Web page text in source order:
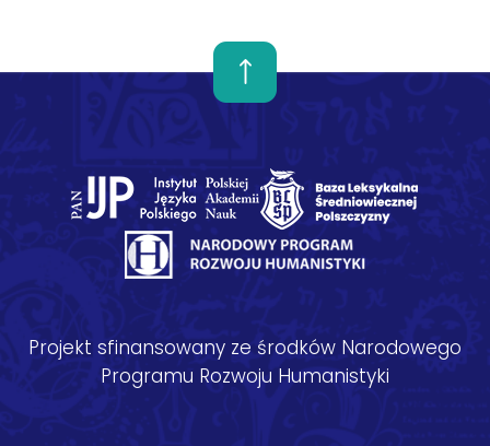
Projekt sfinansowany ze środków Narodowego
Programu Rozwoju Humanistyki